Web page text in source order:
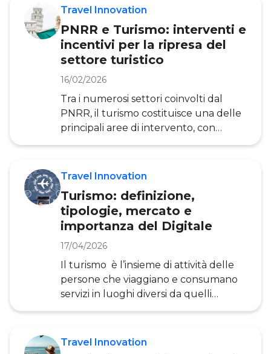
Travel Innovation
PNRR e Turismo: interventi e
incentivi per la ripresa del
settore turistico
16/02/2026
Tra i numerosi settori coinvolti dal
PNRR, il turismo costituisce una delle
principali aree di intervento, con
investimenti per migliorare le
Gli obiettivi chiave del Piano Nazionale
Turismo sono due: aumentare la
capacità competitiva delle imprese e
promuovere un’offerta turistica
fondata sull’innovazione digitale e la
sostenibilità ambientale. In questo
articolo vediamo su quali principi si
basano gli incent
Travel Innovation
Turismo: definizione,
tipologie, mercato e
importanza del Digitale
17/04/2026
Il turismo è l’insieme di attività delle
persone che viaggiano e consumano
servizi in luoghi diversi da quelli
abituali. I cambiamenti che hanno
anni sono numerosi. Il digitale, a
Travel Innovation